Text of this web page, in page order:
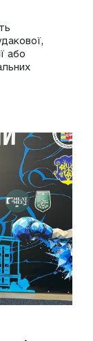
або